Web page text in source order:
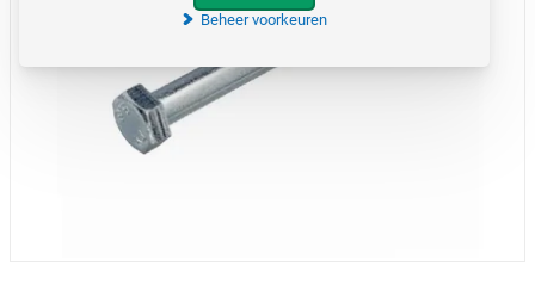
Beheer voorkeuren